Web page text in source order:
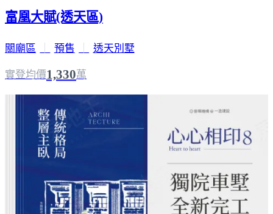
富凰大賦(透天區)
關廟區 預售 透天別墅
實登均價1,330萬